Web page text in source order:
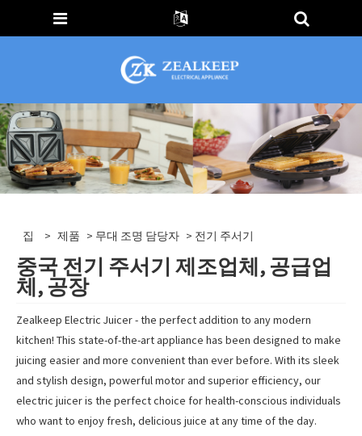
집 > 제품 > 무대 조명 담당자 > 전기 주서기
중국 전기 주서기 제조업체, 공급업
체, 공장
Zealkeep Electric Juicer - the perfect addition to any modern
kitchen! This state-of-the-art appliance has been designed to make
juicing easier and more convenient than ever before. With its sleek
and stylish design, powerful motor and superior efficiency, our
electric juicer is the perfect choice for health-conscious individuals
who want to enjoy fresh, delicious juice at any time of the day.